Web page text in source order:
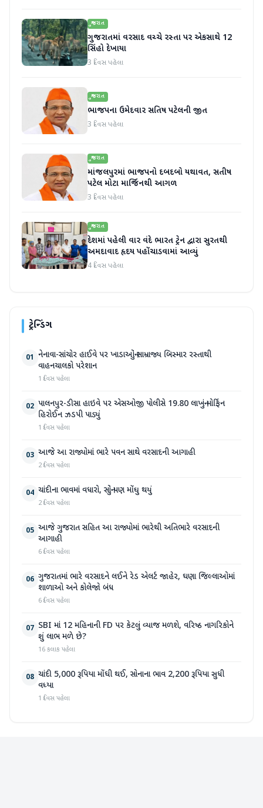
ગુજરાત
ગુજરાતમાં વરસાદ વચ્ચે રસ્તા પર એકસાથે 12
સિંહો દેખાયા
3 દિવસ પહેલા
ગુજરાત
ભાજપના ઉમેદવાર સતિષ પટેલની જીત
3 દિવસ પહેલા
ગુજરાત
માંજલપુરમાં ભાજપનો દબદબો યથાવત, સતીષ
પટેલ મોટા માર્જિનથી આગળ
3 દિવસ પહેલા
ગુજરાત
દેશમાં પહેલી વાર વંદે ભારત ટ્રેન દ્વારા સુરતથી
અમદાવાદ હૃદય પહોંચાડવામાં આવ્યું
4 દિવસ પહેલા
ટ્રેન્ડિંગ
01 નેનાવા-સાંચોર હાઈવે પર ખાડાઓનું સામ્રાજ્ય બિસ્માર રસ્તાથી
વાહનચાલકો પરેશાન
1 દિવસ પહેલા
02 પાલનપુર-ડીસા હાઇવે પર એસઓજી પોલીસે 19.80 લાખનું મોર્ફિન
હિરોઈન ઝડપી પાડ્યું
1 દિવસ પહેલા
03 આજે આ રાજ્યોમાં ભારે પવન સાથે વરસાદની આગાહી
2 દિવસ પહેલા
04 ચાંદીના ભાવમાં વધારો, સોનું પણ મોંઘુ થયું
2 દિવસ પહેલા
05 આજે ગુજરાત સહિત આ રાજ્યોમાં ભારેથી અતિભારે વરસાદની
આગાહી
6 દિવસ પહેલા
06 ગુજરાતમાં ભારે વરસાદને લઈને રેડ એલર્ટ જાહેર, ઘણા જિલ્લાઓમાં
શાળાઓ અને કોલેજો બંધ
6 દિવસ પહેલા
07 SBI માં 12 મહિનાની FD પર કેટલું વ્યાજ મળશે, વરિષ્ઠ નાગરિકોને
શું લાભ મળે છે?
16 કલાક પહેલા
08 ચાંદી 5,000 રૂપિયા મોંઘી થઈ, સોનાના ભાવ 2,200 રૂપિયા સુધી
વધ્યા
1 દિવસ પહેલા